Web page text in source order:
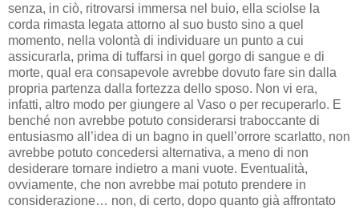
senza, in ciò, ritrovarsi immersa nel buio, ella sciolse la
corda rimasta legata attorno al suo busto sino a quel
momento, nella volontà di individuare un punto a cui
assicurarla, prima di tuffarsi in quel gorgo di sangue e di
morte, qual era consapevole avrebbe dovuto fare sin dalla
propria partenza dalla fortezza dello sposo. Non vi era,
infatti, altro modo per giungere al Vaso o per recuperarlo. E
benché non avrebbe potuto considerarsi traboccante di
entusiasmo all’idea di un bagno in quell’orrore scarlatto, non
avrebbe potuto concedersi alternativa, a meno di non
desiderare tornare indietro a mani vuote. Eventualità,
ovviamente, che non avrebbe mai potuto prendere in
considerazione… non, di certo, dopo quanto già affrontato